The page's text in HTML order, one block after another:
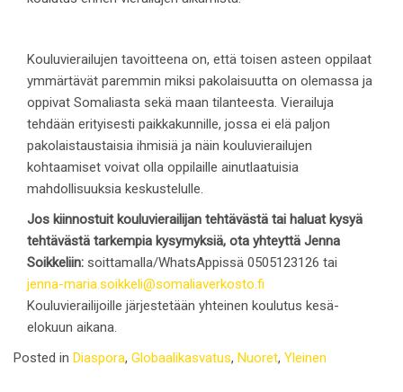
Kouluvierailujen tavoitteena on, että toisen asteen oppilaat
ymmärtävät paremmin miksi pakolaisuutta on olemassa ja
oppivat Somaliasta sekä maan tilanteesta. Vierailuja
tehdään erityisesti paikkakunnille, jossa ei elä paljon
pakolaistaustaisia ihmisiä ja näin kouluvierailujen
kohtaamiset voivat olla oppilaille ainutlaatuisia
mahdollisuuksia keskustelulle.
Jos kiinnostuit kouluvierailijan tehtävästä tai haluat kysyä
tehtävästä tarkempia kysymyksiä, ota yhteyttä Jenna
Soikkeliin: soittamalla/WhatsAppissä 0505123126 tai
jenna-maria.soikkeli@somaliaverkosto.fi
Kouluvierailijoille järjestetään yhteinen koulutus kesä-
elokuun aikana.
Posted in Diaspora, Globaalikasvatus, Nuoret, Yleinen